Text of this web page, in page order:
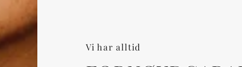
Vi har alltid